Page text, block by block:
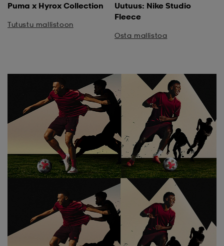
Puma x Hyrox Collection
Tutustu mallistoon
Uutuus: Nike Studio
Fleece
Osta mallistoa